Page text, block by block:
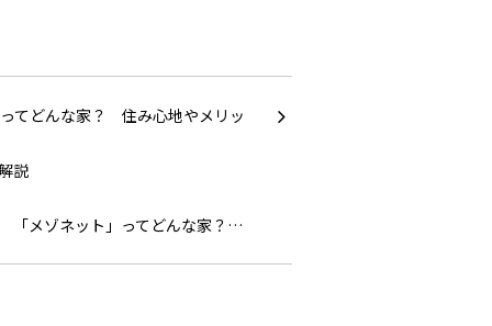
「メゾネット」ってどんな家？…